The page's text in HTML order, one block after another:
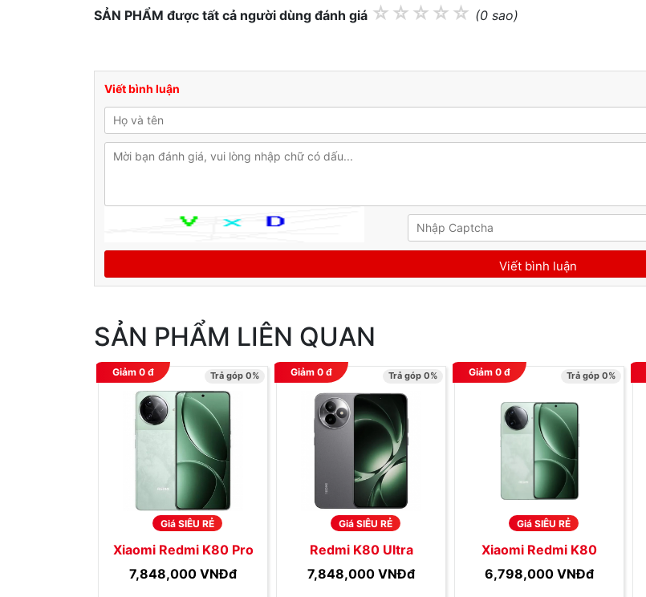
SẢN PHẨM được tất cả người dùng đánh giá ☆ ☆ ☆ ☆ ☆ (0 sao)
Viết bình luận
SẢN PHẨM LIÊN QUAN
Giảm0 đ Trả góp 0%
Giá SIÊU RẺ
Xiaomi Redmi K80 Pro
7,848,000 VNĐđ
Giảm0 đ Trả góp 0%
Giá SIÊU RẺ
Redmi K80 Ultra
7,848,000 VNĐđ
Giảm0 đ Trả góp 0%
Giá SIÊU RẺ
Xiaomi Redmi K80
6,798,000 VNĐđ